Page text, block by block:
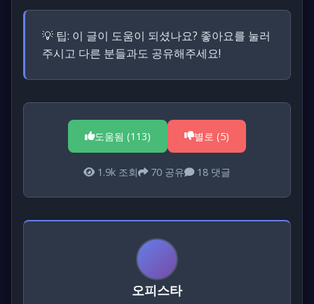
💡 팁: 이 글이 도움이 되셨나요? 좋아요를 눌러
주시고 다른 분들과도 공유해주세요!
도움됨 (113) 별로 (5)
1.9k 조회 70 공유 18 댓글
오피스타